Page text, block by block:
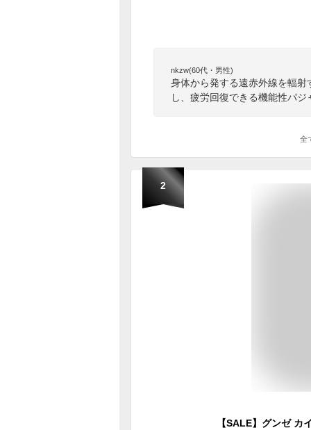
nkzw(60代・男性)
身体から発する遠赤外線を輻
し、疲労回復できる機能性パジ
全
2